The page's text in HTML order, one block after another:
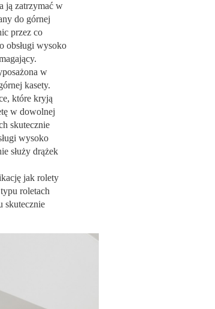
ją zatrzymać w
do górnej
przez co
obsługi wysoko
w
kasety.
które kryją
w dowolnej
skutecznie
wysoko
służy drążek
jak rolety
roletach
skutecznie